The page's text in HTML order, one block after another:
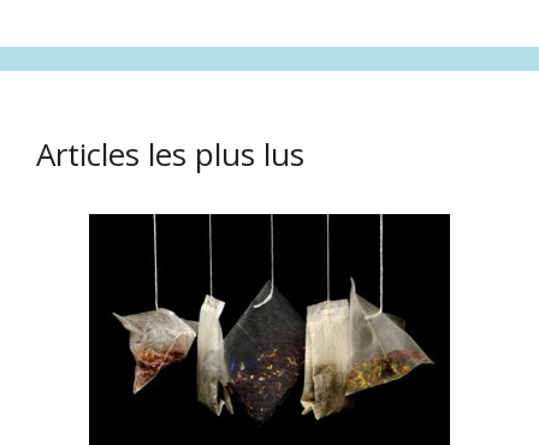
Articles les plus lus